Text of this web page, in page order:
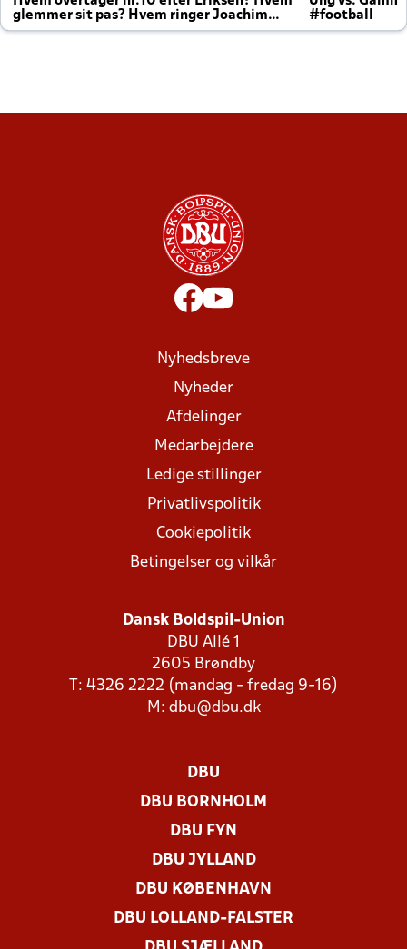
glemmer sit pas? Hvem ringer Joachim
altid til efter kampe?
#football
Nyhedsbreve
Nyheder
Afdelinger
Medarbejdere
Ledige stillinger
Privatlivspolitik
Cookiepolitik
Betingelser og vilkår
Dansk Boldspil-Union
DBU Allé 1
2605 Brøndby
T: 4326 2222 (mandag - fredag 9-16)
M: dbu@dbu.dk
DBU
DBU BORNHOLM
DBU FYN
DBU JYLLAND
DBU KØBENHAVN
DBU LOLLAND-FALSTER